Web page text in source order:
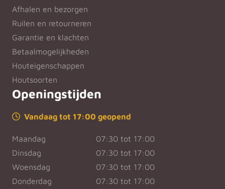
Afhalen en bezorgen
Ruilen en retourneren
Garantie en klachten
Betaalmogelijkheden
Houteigenschappen
Houtsoorten
Openingstijden
Vandaag tot 17:00 geopend
Maandag
07:30 tot 17:00
Dinsdag
07:30 tot 17:00
Woensdag
07:30 tot 17:00
Donderdag
07:30 tot 17:00